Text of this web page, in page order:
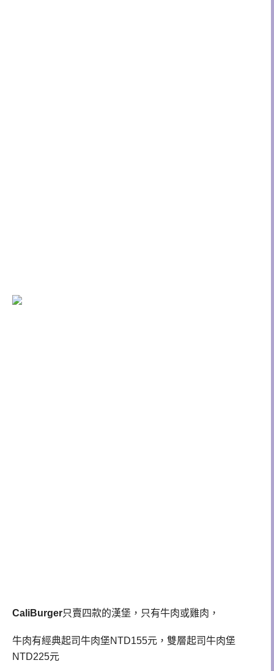
CaliBurger只賣四款的漢堡，只有牛肉或雞肉，
牛肉有經典起司牛肉堡NTD155元，雙層起司牛肉堡
NTD225元